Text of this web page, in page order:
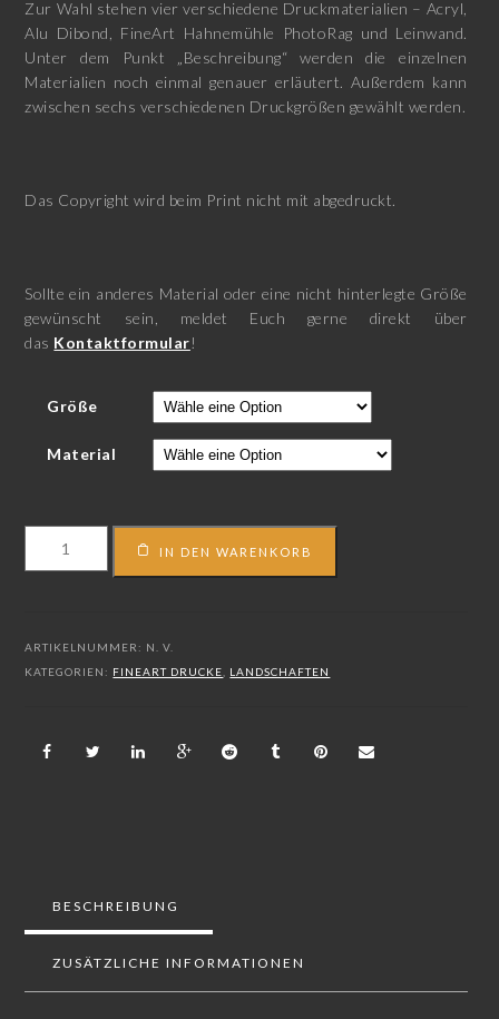
Zur Wahl stehen vier verschiedene Druckmaterialien – Acryl,
Alu Dibond, FineArt Hahnemühle PhotoRag und Leinwand.
Unter dem Punkt „Beschreibung“ werden die einzelnen
Materialien noch einmal genauer erläutert. Außerdem kann
zwischen sechs verschiedenen Druckgrößen gewählt werden.
Das Copyright wird beim Print nicht mit abgedruckt.
Sollte ein anderes Material oder eine nicht hinterlegte Größe
gewünscht sein, meldet Euch gerne direkt über
das Kontaktformular!
Größe
Material
Menge
IN DEN WARENKORB
ARTIKELNUMMER: N. V.
KATEGORIEN: FINEART DRUCKE LANDSCHAFTEN
BESCHREIBUNG
ZUSÄTZLICHE INFORMATIONEN